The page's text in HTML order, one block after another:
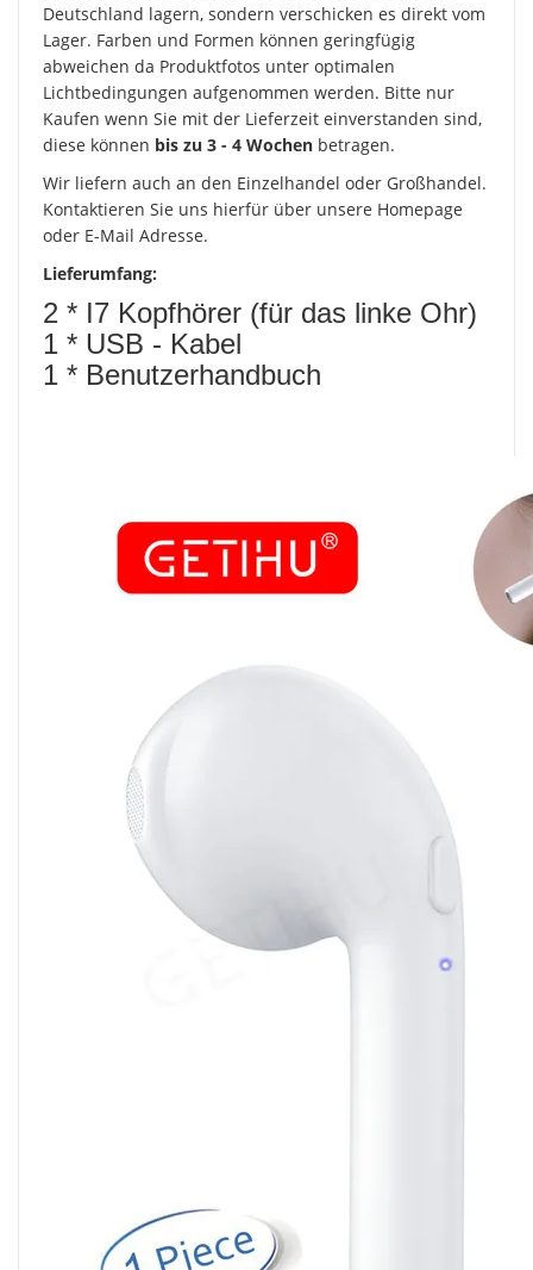
Deutschland lagern, sondern verschicken es direkt vom
Lager. Farben und Formen können geringfügig
abweichen da Produktfotos unter optimalen
Lichtbedingungen aufgenommen werden. Bitte nur
Kaufen wenn Sie mit der Lieferzeit einverstanden sind,
diese können bis zu 3 - 4 Wochen betragen.
Wir liefern auch an den Einzelhandel oder Großhandel.
Kontaktieren Sie uns hierfür über unsere Homepage
oder E-Mail Adresse.
Lieferumfang:
2 * I7 Kopfhörer (für das linke Ohr)
1 * USB - Kabel
1 * Benutzerhandbuch